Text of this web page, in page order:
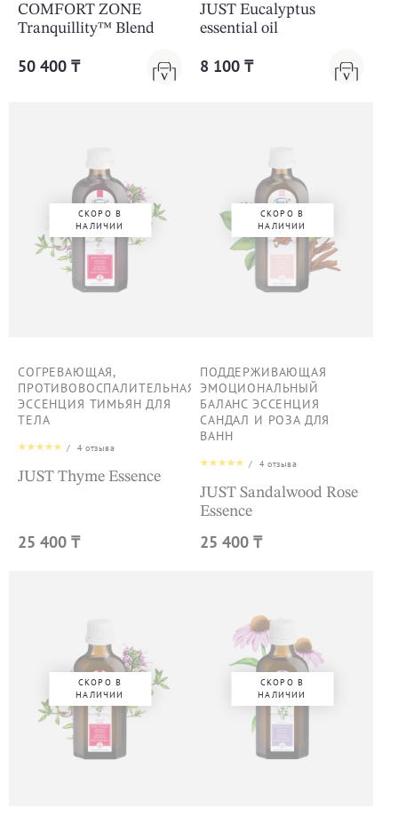
COMFORT ZONE
Tranquillity™ Blend
50 400 ₸
JUST Eucalyptus
essential oil
8 100 ₸
СКОРО В
НАЛИЧИИ
СОГРЕВАЮЩАЯ,
ПРОТИВОВОСПАЛИТЕЛЬНАЯ
ЭССЕНЦИЯ ТИМЬЯН ДЛЯ
ТЕЛА
/ 4отзыва
JUST Thyme Essence
25 400 ₸
СКОРО В
НАЛИЧИИ
ПОДДЕРЖИВАЮЩАЯ
ЭМОЦИОНАЛЬНЫЙ
БАЛАНС ЭССЕНЦИЯ
САНДАЛ И РОЗА ДЛЯ
ВАНН
/ 4отзыва
JUST Sandalwood Rose
Essence
25 400 ₸
СКОРО В
НАЛИЧИИ
СКОРО В
НАЛИЧИИ